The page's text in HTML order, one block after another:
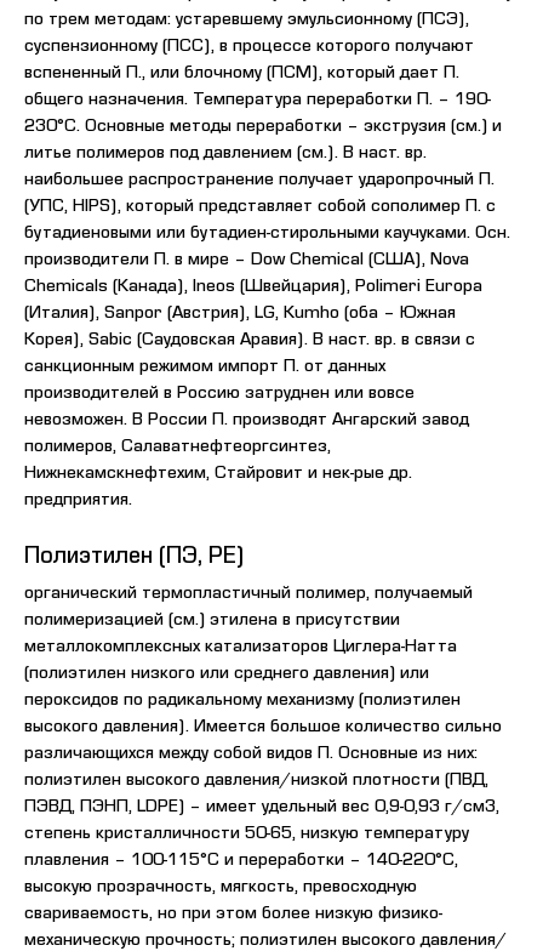
по трем методам: устаревшему эмульсионному (ПСЭ),
суспензионному (ПСС), в процессе которого получают
вспененный П., или блочному (ПСМ), который дает П.
общего назначения. Температура переработки П. – 190-
230°С. Основные методы переработки – экструзия (см.) и
литье полимеров под давлением (см.). В наст. вр.
наибольшее распространение получает ударопрочный П.
(УПС, HIPS), который представляет собой сополимер П. с
бутадиеновыми или бутадиен-стирольными каучуками. Осн.
производители П. в мире – Dow Chemical (США), Nova
Chemicals (Канада), Ineos (Швейцария), Polimeri Europa
(Италия), Sanpor (Австрия), LG, Kumho (оба – Южная
Корея), Sabic (Саудовская Аравия). В наст. вр. в связи с
санкционным режимом импорт П. от данных
производителей в Россию затруднен или вовсе
невозможен. В России П. производят Ангарский завод
полимеров, Салаватнефтеоргсинтез,
Нижнекамскнефтехим, Стайровит и нек-рые др.
предприятия.
Полиэтилен (ПЭ, PE)
органический термопластичный полимер, получаемый
полимеризацией (см.) этилена в присутствии
металлокомплексных катализаторов Циглера-Натта
(полиэтилен низкого или среднего давления) или
пероксидов по радикальному механизму (полиэтилен
высокого давления). Имеется большое количество сильно
различающихся между собой видов П. Основные из них:
полиэтилен высокого давления/низкой плотности (ПВД,
ПЭВД, ПЭНП, LDPE) – имеет удельный вес 0,9-0,93 г/см3,
степень кристалличности 50-65, низкую температуру
плавления – 100-115°С и переработки – 140-220°С,
высокую прозрачность, мягкость, превосходную
свариваемость, но при этом более низкую физико-
механическую прочность; полиэтилен высокого давления/